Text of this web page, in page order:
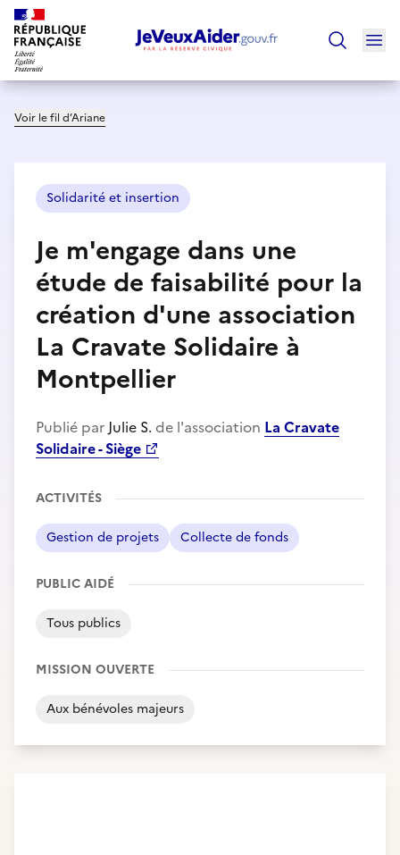
Voir le fil d’Ariane
Solidarité et insertion
Je m'engage dans une
étude de faisabilité pour la
création d'une association
La Cravate Solidaire à
Montpellier
Publié par Julie S. de l'association La Cravate
Solidaire - Siège
ACTIVITÉS
Gestion de projets Collecte de fonds
PUBLIC AIDÉ
Tous publics
MISSION OUVERTE
Aux bénévoles majeurs